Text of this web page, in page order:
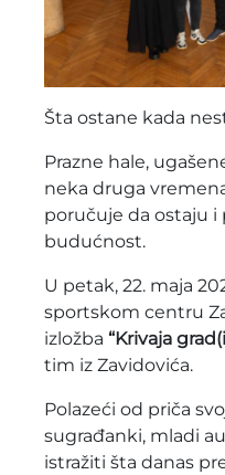
Šta ostane kada
Prazne hale,
neka druga
poručuje da ostaju i
budućnost.
U petak, 22. maja
sportskom centru
izložba “Krivaja
tim iz Zavidovića.
Polazeći od priča
sugrađanki, mladi
istražiti šta danas